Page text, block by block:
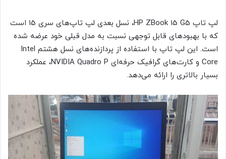
لپ تاپ HP ZBook 15 G5، نسل بعدی لپ تاپ‌های سری 15 است
که با بهبودهای قابل توجهی نسبت به مدل قبلی خود عرضه شده
است. این لپ تاپ با استفاده از پردازنده‌های نسل هشتم Intel
Core و کارت‌های گرافیک حرفه‌ای NVIDIA Quadro P، عملکرد
بسیار بالاتری را ارائه می‌دهد.